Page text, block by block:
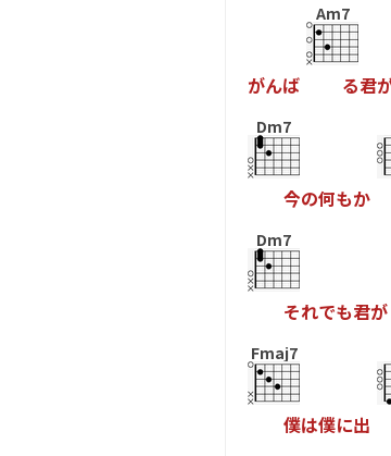
がんば
Am7
る君
Dm7
今の何もか
Dm7
それでも君が
Fmaj7
僕は僕に出